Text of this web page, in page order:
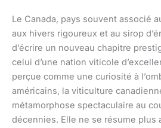
Le Canada, pays souvent associé
aux hivers rigoureux et au sirop
d’écrire un nouveau chapitre
celui d’une nation viticole
perçue comme une curiosité à
américains, la viticulture
métamorphose spectaculaire au
décennies. Elle ne se résume plus